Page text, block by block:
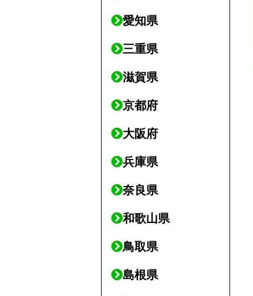
愛知県
三重県
滋賀県
京都府
大阪府
兵庫県
奈良県
和歌山県
鳥取県
島根県